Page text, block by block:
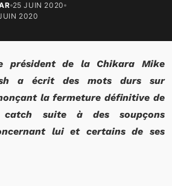
25 JUIN 2020
2020
président de la Chikara Mike
a écrit des mots durs sur
la fermeture définitive de
suite à des soupçons
lui et certains de ses